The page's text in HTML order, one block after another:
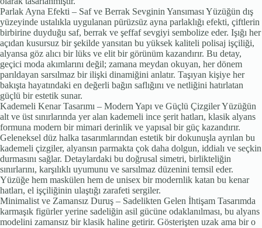
Parlak Ayna Efekti – Saf ve Berrak Sevginin Yansıması Yüzüğün dış
yüzeyinde ustalıkla uygulanan pürüzsüz ayna parlaklığı efekti, çiftlerin
birbirine duyduğu saf, berrak ve şeffaf sevgiyi sembolize eder. Işığı her
açıdan kusursuz bir şekilde yansıtan bu yüksek kaliteli polisaj işçiliği,
alyansa göz alıcı bir lüks ve elit bir görünüm kazandırır. Bu detay,
geçici moda akımlarını değil; zamana meydan okuyan, her dönem
parıldayan sarsılmaz bir ilişki dinamiğini anlatır. Taşıyan kişiye her
bakışta hayatındaki en değerli bağın saflığını ve netliğini hatırlatan
güçlü bir estetik sunar.
Kademeli Kenar Tasarımı – Modern Yapı ve Güçlü Çizgiler Yüzüğün
alt ve üst sınırlarında yer alan kademeli ince şerit hatları, klasik alyans
formuna modern bir mimari derinlik ve yapısal bir güç kazandırır.
Geleneksel düz halka tasarımlarından estetik bir dokunuşla ayrılan bu
kademeli çizgiler, alyansın parmakta çok daha dolgun, iddialı ve seçkin
durmasını sağlar. Detaylardaki bu doğrusal simetri, birlikteliğin
sınırlarını, karşılıklı uyumunu ve sarsılmaz düzenini temsil eder.
Yüzüğe hem maskülen hem de unisex bir modernlik katan bu kenar
hatları, el işçiliğinin ulaştığı zarafeti sergiler.
Minimalist ve Zamansız Duruş – Sadelikten Gelen İhtişam Tasarımda
karmaşık figürler yerine sadeliğin asil gücüne odaklanılması, bu alyans
modelini zamansız bir klasik haline getirir. Gösterişten uzak ama bir o